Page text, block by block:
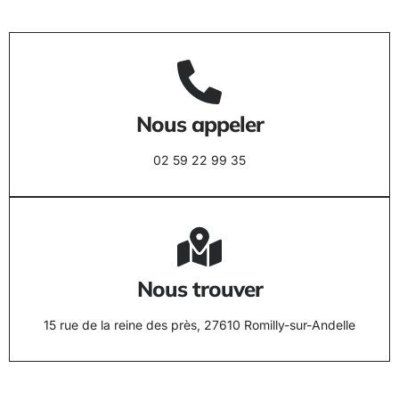
Nous appeler
02 59 22 99 35
Nous trouver
15 rue de la reine des près, 27610 Romilly-sur-Andelle